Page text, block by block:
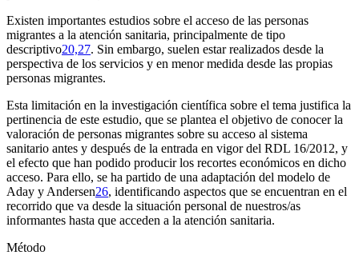
Existen importantes estudios sobre el acceso de las personas
migrantes a la atención sanitaria, principalmente de tipo
descriptivo20,27. Sin embargo, suelen estar realizados desde la
perspectiva de los servicios y en menor medida desde las propias
personas migrantes.
Esta limitación en la investigación científica sobre el tema justifica la
pertinencia de este estudio, que se plantea el objetivo de conocer la
valoración de personas migrantes sobre su acceso al sistema
sanitario antes y después de la entrada en vigor del RDL 16/2012, y
el efecto que han podido producir los recortes económicos en dicho
acceso. Para ello, se ha partido de una adaptación del modelo de
Aday y Andersen26, identificando aspectos que se encuentran en el
recorrido que va desde la situación personal de nuestros/as
informantes hasta que acceden a la atención sanitaria.
Método